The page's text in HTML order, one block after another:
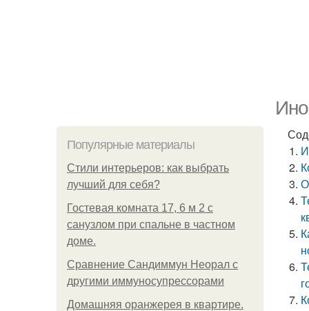
Популярные материалы
Стили интерьеров: как выбрать
лучший для себя?
Гостевая комната 17, 6 м 2 с
санузлом при спальне в частном
доме.
Сравнение Сандиммун Неорал с
другими иммуносупрессорами
Домашняя оранжерея в квартире.